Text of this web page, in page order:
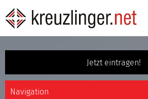
Jetzt eintragen!